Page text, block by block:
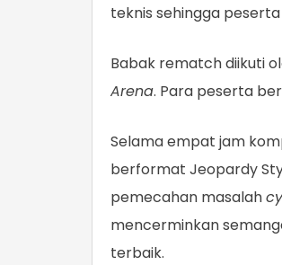
teknis sehingga
Babak rematch diikuti
Arena. Para peserta
Selama empat jam
berformat Jeopardy
pemecahan masalah
mencerminkan
terbaik.